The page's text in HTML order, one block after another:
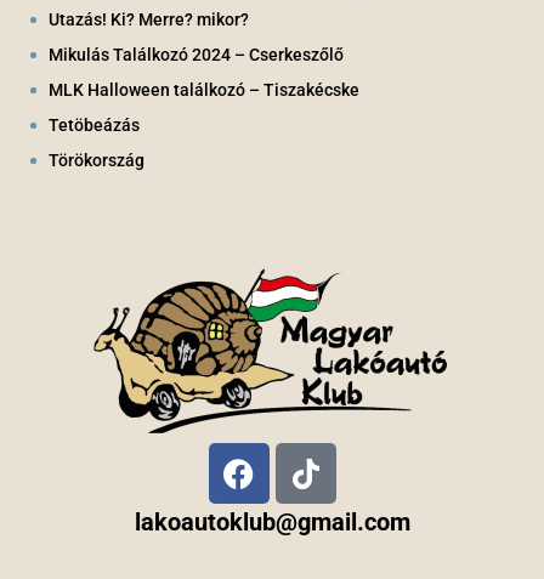
Utazás! Ki? Merre? mikor?
Mikulás Találkozó 2024 – Cserkeszőlő
MLK Halloween találkozó – Tiszakécske
Tetöbeázás
Törökország
lakoautoklub@gmail.com